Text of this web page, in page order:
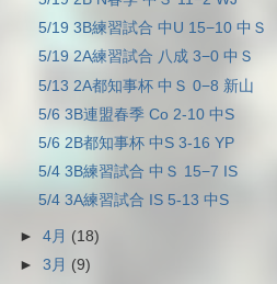
5/19 3B練習試合 中U 15−10 中Ｓ
5/19 2A練習試合 八成 3−0 中Ｓ
5/13 2A都知事杯 中Ｓ 0−8 新山
5/6 3B連盟春季 Co 2-10 中S
5/6 2B都知事杯 中S 3-16 YP
5/4 3B練習試合 中Ｓ 15−7 IS
5/4 3A練習試合 IS 5-13 中S
►4月 (18)
►3月 (9)